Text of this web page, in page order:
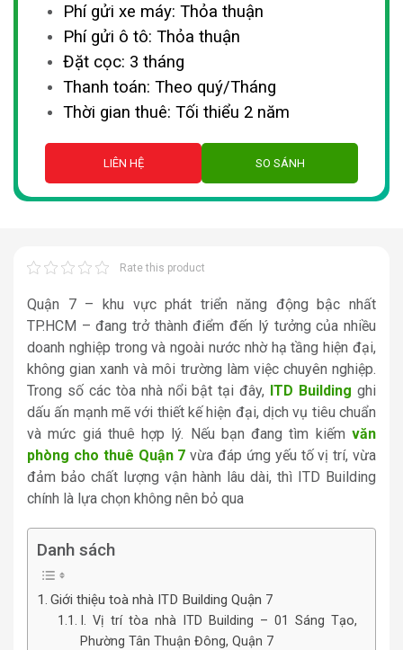
Phí gửi xe máy: Thỏa thuận
Phí gửi ô tô: Thỏa thuận
Đặt cọc: 3 tháng
Thanh toán: Theo quý/Tháng
Thời gian thuê: Tối thiểu 2 năm
LIÊN HỆ SO SÁNH
Rate this product
Quận 7 – khu vực phát triển năng động bậc nhất
TP.HCM – đang trở thành điểm đến lý tưởng của nhiều
doanh nghiệp trong và ngoài nước nhờ hạ tầng hiện đại,
không gian xanh và môi trường làm việc chuyên nghiệp.
Trong số các tòa nhà nổi bật tại đây, ITD Building ghi
dấu ấn mạnh mẽ với thiết kế hiện đại, dịch vụ tiêu chuẩn
và mức giá thuê hợp lý. Nếu bạn đang tìm kiếm văn
phòng cho thuê Quận 7 vừa đáp ứng yếu tố vị trí, vừa
đảm bảo chất lượng vận hành lâu dài, thì ITD Building
chính là lựa chọn không nên bỏ qua
Danh sách
Giới thiệu toà nhà ITD Building Quận 7
I. Vị trí tòa nhà ITD Building – 01 Sáng Tạo,
Phường Tân Thuận Đông, Quận 7